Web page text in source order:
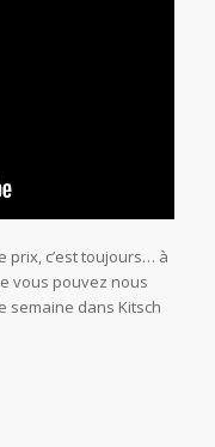
prix, c’est toujours… à
vous pouvez nous
semaine dans Kitsch